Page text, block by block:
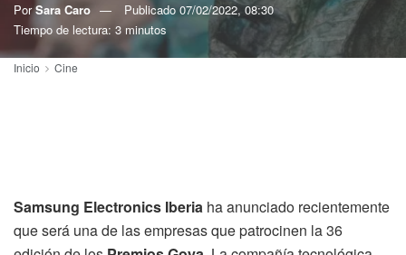
Por Sara Caro Publicado07/02/2022, 08:30
Tiempo de lectura: 3 minutos
Inicio Cine
Samsung Electronics Iberia ha anunciado recientemente
que será una de las empresas que patrocinen la 36